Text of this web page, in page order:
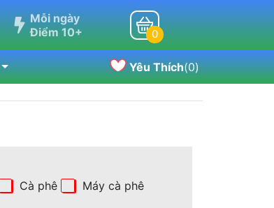
Mỗi ngày
Điểm 10+
0
Yêu Thích(0)
Cà phê Máy cà phê